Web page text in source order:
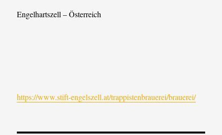
Engelhartszell – Österreich
https://www.stift-engelszell.at/trappistenbrauerei/brauerei/